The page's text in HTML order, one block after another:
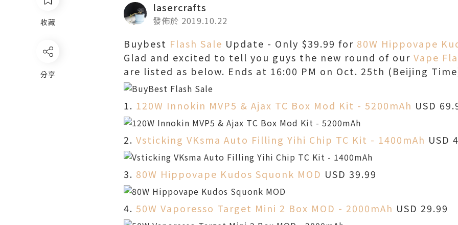
lasercrafts
發佈於 2019.10.22
Buybest Flash Sale Update - Only $39.99 for 80W Hippovape
Glad and excited to tell you guys the new round of our Vape
are listed as below. Ends at 16:00 PM on Oct. 25th (Beijing
1. 120W Innokin MVP5 & Ajax TC Box Mod Kit - 5200mAh USD
2. Vsticking VKsma Auto Filling Yihi Chip TC Kit - 1400mAh USD
3. 80W Hippovape Kudos Squonk MOD USD 39.99
4. 50W Vaporesso Target Mini 2 Box MOD - 2000mAh USD 29.99
收藏
分享